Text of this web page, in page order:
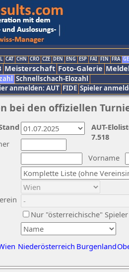
CAT CHN CRO CZE DEN ENG ESP FAI FIN FRA
Meisterschaft Foto-Galerie
Schnellschach-Elozahl
anmelden: AUT FIDE Spieler
bei den offiziellen
Vorname
Nur "österreichische" Spieler
Niederösterreich Burgenland
AUT-
7.518